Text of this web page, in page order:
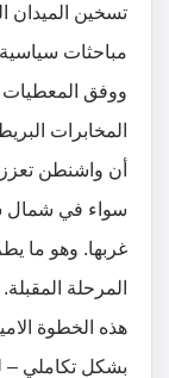
تسخين الميدان
مباحثات
ووفق المعطيات
المخابرات
أن واشنطن
سواء في شمال
غربها. وهو ما
المرحلة المقبلة.
هذه الخطوة
بشكل تكاملي –